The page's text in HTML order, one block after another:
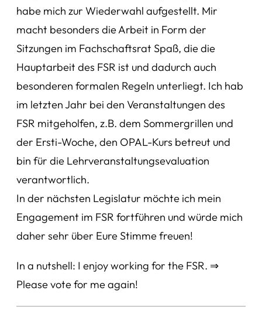
habe mich zur Wiederwahl aufgestellt. Mir
macht besonders die Arbeit in Form der
Sitzungen im Fachschaftsrat Spaß, die die
Hauptarbeit des FSR ist und dadurch auch
besonderen formalen Regeln unterliegt. Ich hab
im letzten Jahr bei den Veranstaltungen des
FSR mitgeholfen, z.B. dem Sommergrillen und
der Ersti-Woche, den OPAL-Kurs betreut und
bin für die Lehrveranstaltungsevaluation
verantwortlich.
In der nächsten Legislatur möchte ich mein
Engagement im FSR fortführen und würde mich
daher sehr über Eure Stimme freuen!
In a nutshell: I enjoy working for the FSR. ⇒
Please vote for me again!